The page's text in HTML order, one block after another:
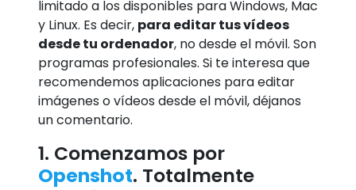
limitado a los disponibles para Windows, Mac
y Linux. Es decir, para editar tus vídeos
desde tu ordenador, no desde el móvil. Son
programas profesionales. Si te interesa que
recomendemos aplicaciones para editar
imágenes o vídeos desde el móvil, déjanos
un comentario.
1. Comenzamos por
Openshot. Totalmente